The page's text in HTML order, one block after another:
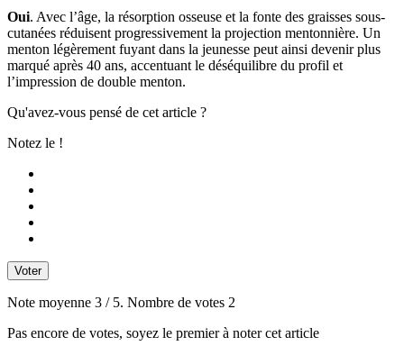
Oui. Avec l’âge, la résorption osseuse et la fonte des graisses sous-
cutanées réduisent progressivement la projection mentonnière. Un
menton légèrement fuyant dans la jeunesse peut ainsi devenir plus
marqué après 40 ans, accentuant le déséquilibre du profil et
l’impression de double menton.
Qu'avez-vous pensé de cet article ?
Notez le !
Voter
Note moyenne 3 / 5. Nombre de votes 2
Pas encore de votes, soyez le premier à noter cet article